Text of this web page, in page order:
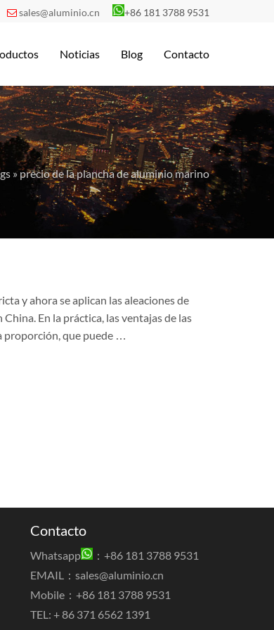
 sales@aluminio.cn +86 181 3788 9531
Noticias Blog Contacto
» precio de la plancha de aluminio marino
y ahora se aplican las aleaciones de
En la práctica, las ventajas de las
proporción, que puede …
Contacto
Whatsapp
：+86 181 3788 9531
EMAIL： sales@aluminio.cn
Mobile：+86 181 3788 9531
TEL: + 86 371 6562 1391